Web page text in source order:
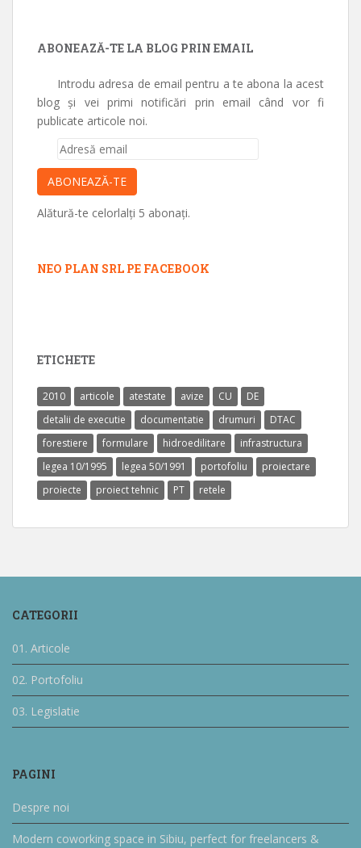
ABONEAZĂ-TE LA BLOG PRIN EMAIL
Introdu adresa de email pentru a te abona la acest
blog și vei primi notificări prin email când vor fi
publicate articole noi.
Adresă
email
ABONEAZĂ-TE
Alătură-te celorlalți 5 abonați.
NEO PLAN SRL PE FACEBOOK
ETICHETE
2010 articole atestate avize CU
DE
detalii de executie
documentatie drumuri
DTAC
forestiere
formulare hidroedilitare
infrastructura
legea 10/1995
legea 50/1991 portofoliu
proiectare
proiecte
proiect tehnic PT retele
CATEGORII
01. Articole
02. Portofoliu
03. Legislatie
PAGINI
Despre noi
Modern coworking space in Sibiu, perfect for freelancers &